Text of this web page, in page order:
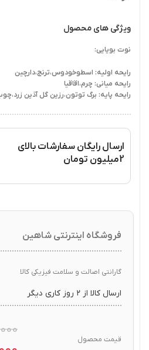
ویژگی های محصول
نوت بویایی:
رایحه اولیه: اسطوخودوس،ترنج،دارچین
رایحه میانی: چرم،اقاقیا
رایحه پایه: برگ توتون،رزین گل آذین
ارسال رایگان سفارشات بالای
2میلیون تومان
فروشگاه اینترنتی شاهین
گارانتی اصالت و سلامت فیزیکی کالا
ارسال کالا از ۲ روز کاری دیگر
قیمت محصول